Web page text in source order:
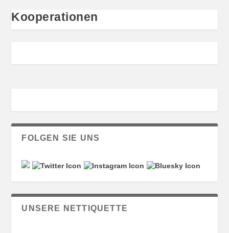
Kooperationen
FOLGEN SIE UNS
UNSERE NETTIQUETTE